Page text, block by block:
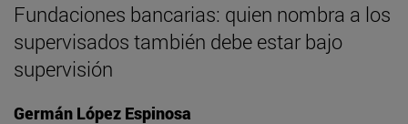
Fundaciones bancarias: quien nombra a los
supervisados también debe estar bajo
supervisión
Germán López Espinosa